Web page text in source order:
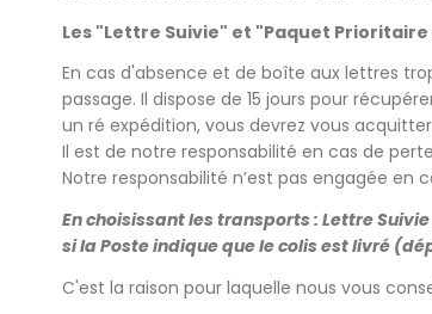
Les "Lettre Suivie" et "Paquet
En cas d'absence et de boîte aux lettres
passage. Il dispose de 15 jours pour
un ré expédition, vous devrez vous
Il est de notre responsabilité en cas de
Notre responsabilité n’est pas engagée en
En choisissant les transports : Lettre
si la Poste indique que le colis est livré
C'est la raison pour laquelle nous vous